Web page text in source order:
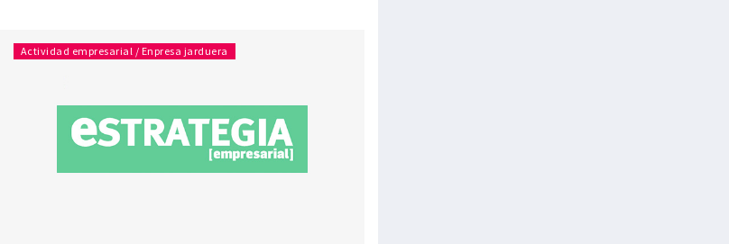
Actividad empresarial / Enpresa jarduera